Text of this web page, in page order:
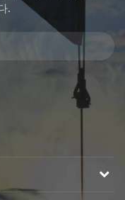
.